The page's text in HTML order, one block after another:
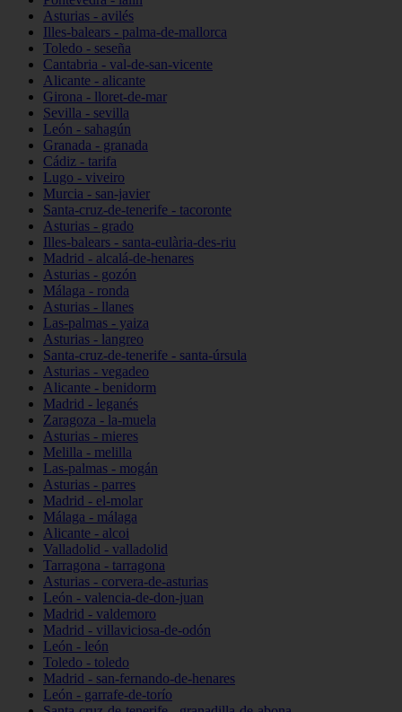
Asturias - avilés
Illes-balears - palma-de-mallorca
Toledo - seseña
Cantabria - val-de-san-vicente
Alicante - alicante
Girona - lloret-de-mar
Sevilla - sevilla
León - sahagún
Granada - granada
Cádiz - tarifa
Lugo - viveiro
Murcia - san-javier
Santa-cruz-de-tenerife - tacoronte
Asturias - grado
Illes-balears - santa-eulària-des-riu
Madrid - alcalá-de-henares
Asturias - gozón
Málaga - ronda
Asturias - llanes
Las-palmas - yaiza
Asturias - langreo
Santa-cruz-de-tenerife - santa-úrsula
Asturias - vegadeo
Alicante - benidorm
Madrid - leganés
Zaragoza - la-muela
Asturias - mieres
Melilla - melilla
Las-palmas - mogán
Asturias - parres
Madrid - el-molar
Málaga - málaga
Alicante - alcoi
Valladolid - valladolid
Tarragona - tarragona
Asturias - corvera-de-asturias
León - valencia-de-don-juan
Madrid - valdemoro
Madrid - villaviciosa-de-odón
León - león
Toledo - toledo
Madrid - san-fernando-de-henares
León - garrafe-de-torío